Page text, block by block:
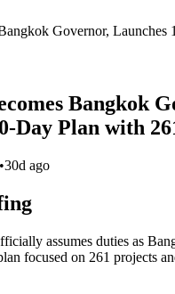
Governor, Launches
Bangkok
Day Plan with
•30d ago
assumes duties as
focused on 261 projects